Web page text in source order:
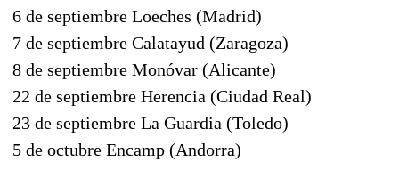
6 de septiembre Loeches (Madrid)
7 de septiembre Calatayud (Zaragoza)
8 de septiembre Monóvar (Alicante)
22 de septiembre Herencia (Ciudad Real)
23 de septiembre La Guardia (Toledo)
5 de octubre Encamp (Andorra)